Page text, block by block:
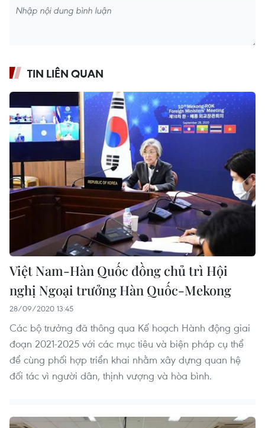
TIN LIÊN QUAN
Việt Nam-Hàn Quốc đồng chủ trì Hội
nghị Ngoại trưởng Hàn Quốc-Mekong
28/09/2020 13:45
Các bộ trưởng đã thông qua Kế hoạch Hành động giai
đoạn 2021-2025 với các mục tiêu và biện pháp cụ thể
để cùng phối hợp triển khai nhằm xây dựng quan hệ
đối tác vì người dân, thịnh vượng và hòa bình.